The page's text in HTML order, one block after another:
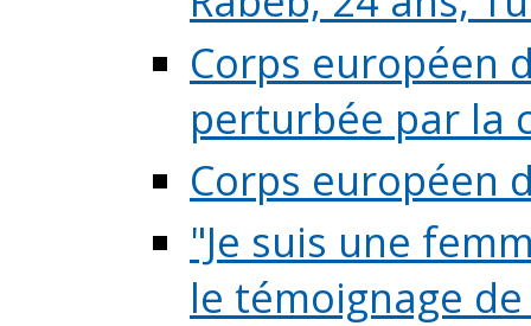
Corps européen
perturbée par la
Corps européen
"Je suis une
le témoignage de